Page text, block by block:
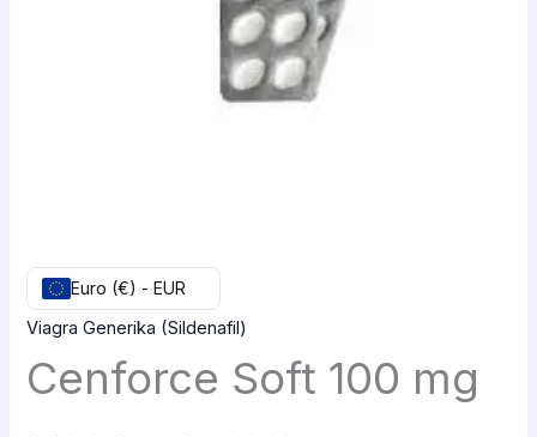
Euro (€) - EUR
Viagra Generika (Sildenafil)
Cenforce Soft 100 mg
485,00 €